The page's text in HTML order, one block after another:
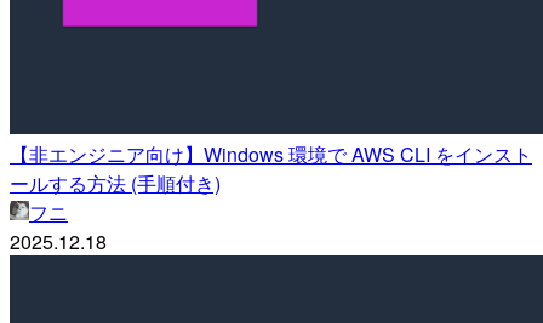
【非エンジニア向け】Windows 環境で AWS CLI をインスト
ールする方法 (手順付き)
フニ
2025.12.18